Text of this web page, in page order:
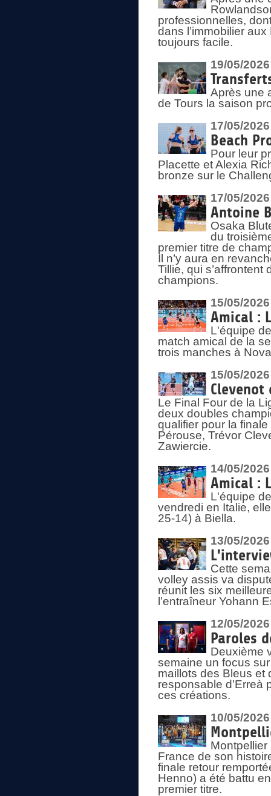
professionnelles,
dans l’immobilier
toujours facile.
19/05/2026
Après une
de Tours la saison
17/05/2026
Beach
Pour leur
Placette et Alexia
bronze sur le
17/05/2026
Antoine
Osaka
du
premier titre de
Il n’y aura en
Tillie, qui
champions.
15/05/2026
Amical :
L'équipe
match amical de la
trois manches à
15/05/2026
Le Final Four de la
deux doubles
qualifier pour la
Pérouse, Trévor
Zawiercie.
14/05/2026
Amical :
L'équipe
vendredi en Italie,
25-14) à Biella.
13/05/2026
Cette
volley assis va
réunit les six
l’entraîneur Yohann
12/05/2026
Paroles
Deuxième
semaine un focus
maillots des Bleus et
responsable d’Erreà
ces créations.
10/05/2026
France de son
finale retour
Henno) a été battu
premier titre.